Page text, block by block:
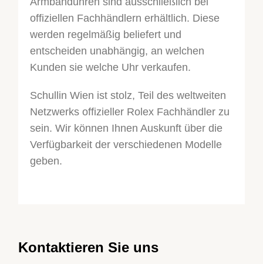
offiziellen Fachhändlern erhältlich. Diese
werden regelmäßig beliefert und
entscheiden unabhängig, an welchen
Kunden sie welche Uhr verkaufen.
Schullin Wien ist stolz, Teil des weltweiten
Netzwerks offizieller Rolex Fachhändler zu
sein. Wir können Ihnen Auskunft über die
Verfügbarkeit der verschiedenen Modelle
geben.
Kontaktieren Sie uns